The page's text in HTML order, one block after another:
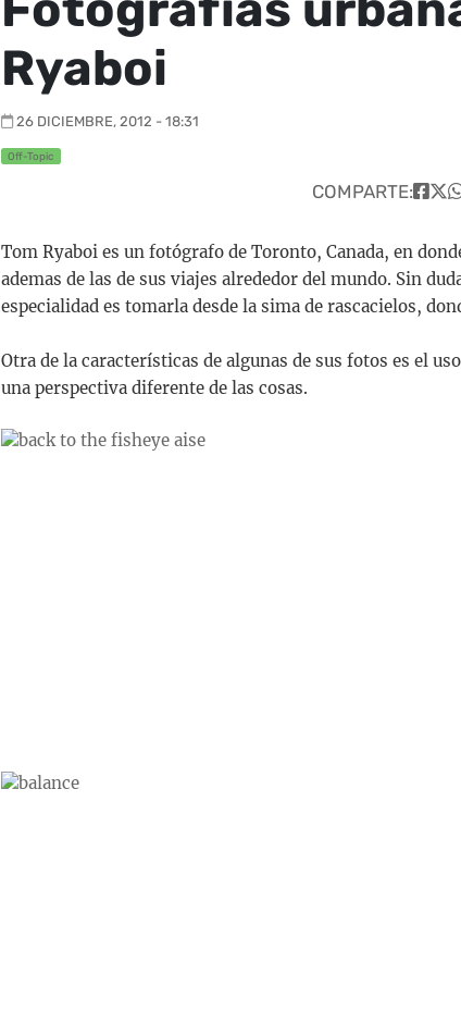
Ryaboi
26 DICIEMBRE, 2012 - 18:31
Off-Topic
COMPARTE:
Tom Ryaboi es un fotógrafo de Toronto, Canada, en
ademas de las de sus viajes alrededor del mundo. Sin
especialidad es tomarla desde la sima de rascacielos,
Otra de la características de algunas de sus fotos es el
una perspectiva diferente de las cosas.